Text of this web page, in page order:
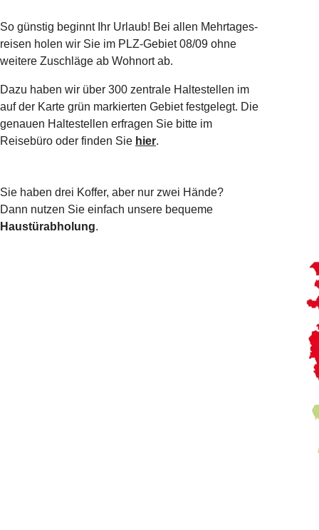
So günstig beginnt Ihr Urlaub! Bei allen Mehrtages­
reisen holen wir Sie im PLZ-Gebiet 08/09 ohne
weitere Zuschläge ab Wohnort ab.
Dazu haben wir über 300 zentrale Haltestellen im
auf der Karte grün markierten Gebiet festgelegt. Die
genauen Haltestellen erfragen Sie bitte im
Reisebüro oder finden Sie hier.
Sie haben drei Koffer, aber nur zwei Hände?
Dann nutzen Sie einfach unsere bequeme
Haustürabholung.